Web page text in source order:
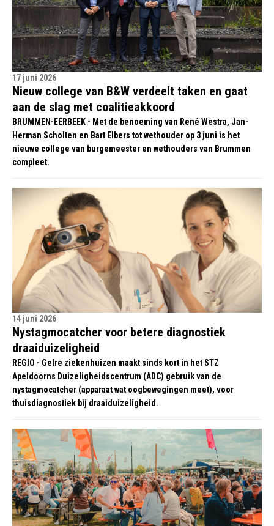
17 juni 2026
Nieuw college van B&W verdeelt taken en gaat
aan de slag met coalitieakkoord
BRUMMEN-EERBEEK - Met de benoeming van René Westra, Jan-
Herman Scholten en Bart Elbers tot wethouder op 3 juni is het
nieuwe college van burgemeester en wethouders van Brummen
compleet.
14 juni 2026
Nystagmocatcher voor betere diagnostiek
draaiduizeligheid
REGIO - Gelre ziekenhuizen maakt sinds kort in het STZ
Apeldoorns Duizeligheidscentrum (ADC) gebruik van de
nystagmocatcher (apparaat wat oogbewegingen meet), voor
thuisdiagnostiek bij draaiduizeligheid.